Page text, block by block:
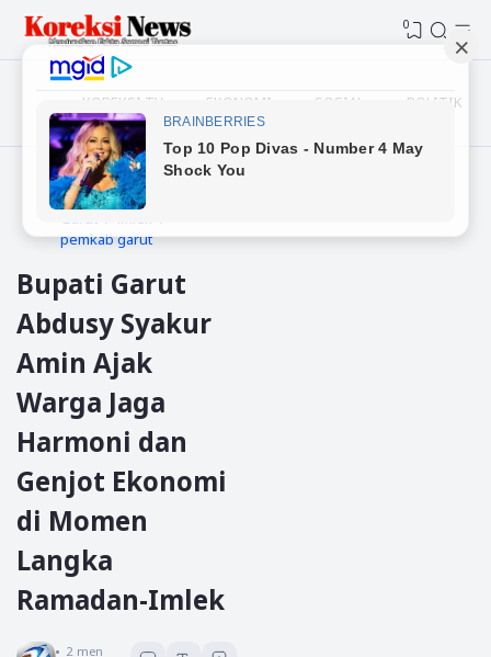
0
KOREKSI TV EKONOMI SOSIAL POLITIK
Beranda
Daerah
Garut
imlek
pemkab garut
Bupati Garut
Abdusy Syakur
Amin Ajak
Warga Jaga
Harmoni dan
Genjot Ekonomi
di Momen
Langka
Ramadan-Imlek
Koreksi News
2 menit baca